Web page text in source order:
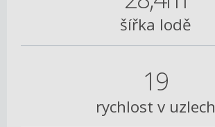
šířka lodě
19
rychlost v uzlech